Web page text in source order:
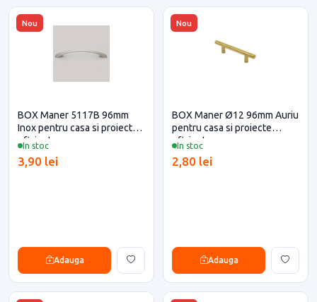
Nou
In stoc
BOX Maner 5117B 96mm
Inox pentru casa si proiecte
eficiente
3,90 lei
Adauga
Nou
In stoc
BOX Maner Ø12 96mm Auriu
pentru casa si proiecte
eficiente
2,80 lei
Adauga